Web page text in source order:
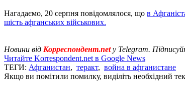
Нагадаємо, 20 серпня повідомлялося, що в
шість афганських військових.
Новини від Корреспондент.netу Telegram.
Читайте Korrespondent.net в Google News
ТЕГИ: Афганистан, теракт, война в афганистане
Якщо ви помітили помилку, виділіть необхідний